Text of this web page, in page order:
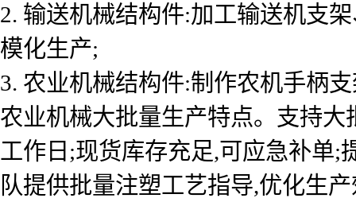
2. 输送机械结构件:加工输送机支
模化生产;
3. 农业机械结构件:制作农机手柄
农业机械大批量生产特点。支持大
工作日;现货库存充足,可应急补单;
队提供批量注塑工艺指导,优化生